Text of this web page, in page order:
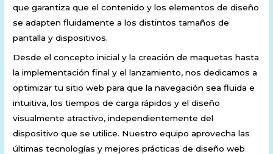
que garantiza que el contenido y los elementos de diseño
se adapten fluidamente a los distintos tamaños de
pantalla y dispositivos.
Desde el concepto inicial y la creación de maquetas hasta
la implementación final y el lanzamiento, nos dedicamos a
optimizar tu sitio web para que la navegación sea fluida e
intuitiva, los tiempos de carga rápidos y el diseño
visualmente atractivo, independientemente del
dispositivo que se utilice. Nuestro equipo aprovecha las
últimas tecnologías y mejores prácticas de diseño web